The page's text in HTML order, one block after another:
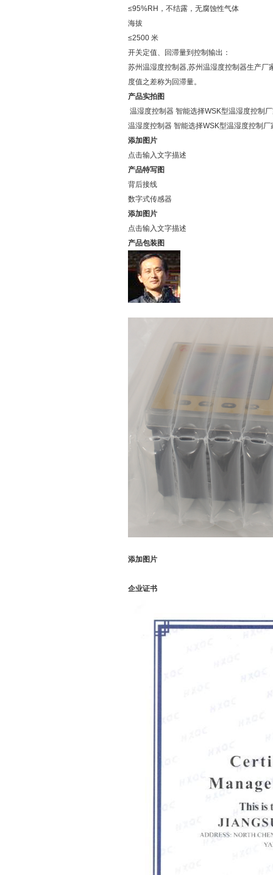
≤95%RH，不结露，无腐蚀性气体
海拔
≤2500 米
开关定值、回滞量到控制输出：
苏州温湿度控制器,苏州温湿度控制器生产
度值之差称为回滞量。
产品实拍图
温湿度控制器 智能选择WSK型温湿度控制
温湿度控制器 智能选择WSK型温湿度控制
添加图片
点击输入文字描述
产品特写图
背后接线
数字式传感器
添加图片
点击输入文字描述
产品包装图
添加图片
企业证书